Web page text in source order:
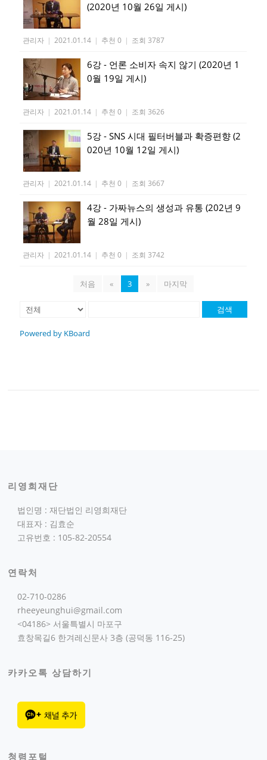
(2020년 10월 26일 게시)
관리자 | 2021.01.14 | 추천 0 | 조회 3787
6강 - 언론 소비자 속지 않기 (2020년 1
0월 19일 게시)
관리자 | 2021.01.14 | 추천 0 | 조회 3626
5강 - SNS 시대 필터버블과 확증편향 (2
020년 10월 12일 게시)
관리자 | 2021.01.14 | 추천 0 | 조회 3667
4강 - 가짜뉴스의 생성과 유통 (202년 9
월 28일 게시)
관리자 | 2021.01.14 | 추천 0 | 조회 3742
처음 « 3 » 마지막
검색
Powered by KBoard
리영희재단
법인명 : 재단법인 리영희재단
대표자 : 김효순
고유번호 : 105-82-20554
연락처
02-710-0286
rheeyeunghui@gmail.com
<04186> 서울특별시 마포구
효창목길6 한겨레신문사 3층 (공덕동 116-25)
카카오톡 상담하기
청렴포털